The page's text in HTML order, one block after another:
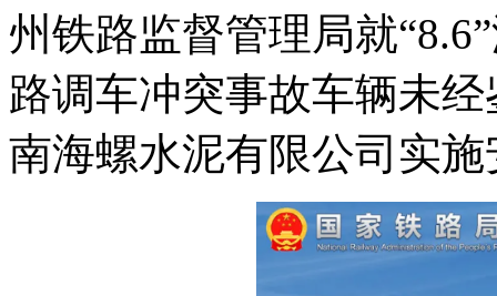
州铁路监督管理局就
路调车冲突事故车辆未
南海螺水泥有限公司实